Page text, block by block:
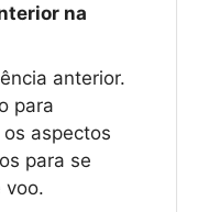
na
anterior.
para
aspectos
para se
voo.